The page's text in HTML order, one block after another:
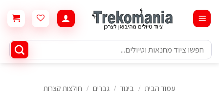
content
חיפוש
עבור:
עמוד הבית / ביגוד / גברים / חולצות קצרות